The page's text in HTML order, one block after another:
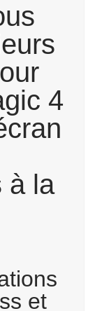
4
à la
et